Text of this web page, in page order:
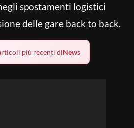
spostamenti logistici
delle gare back to back.
più recenti diNews